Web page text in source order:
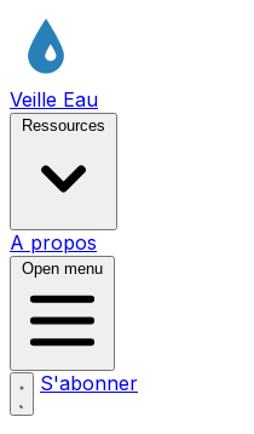
Veille Eau
Ressources
A propos
Open menu
S'abonner